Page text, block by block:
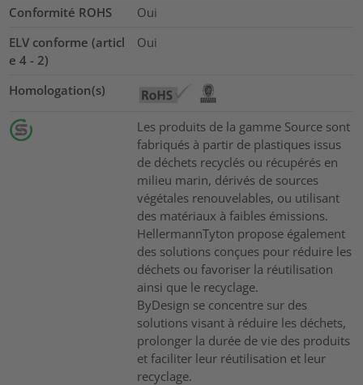
Conformité ROHS
Oui
ELV conforme (articl
e 4 - 2)
Oui
Homologation(s)
Les produits de la gamme Source sont
fabriqués à partir de plastiques issus
de déchets recyclés ou récupérés en
milieu marin, dérivés de sources
végétales renouvelables, ou utilisant
des matériaux à faibles émissions.
HellermannTyton propose également
des solutions conçues pour réduire les
déchets ou favoriser la réutilisation
ainsi que le recyclage.
ByDesign se concentre sur des
solutions visant à réduire les déchets,
prolonger la durée de vie des produits
et faciliter leur réutilisation et leur
recyclage.